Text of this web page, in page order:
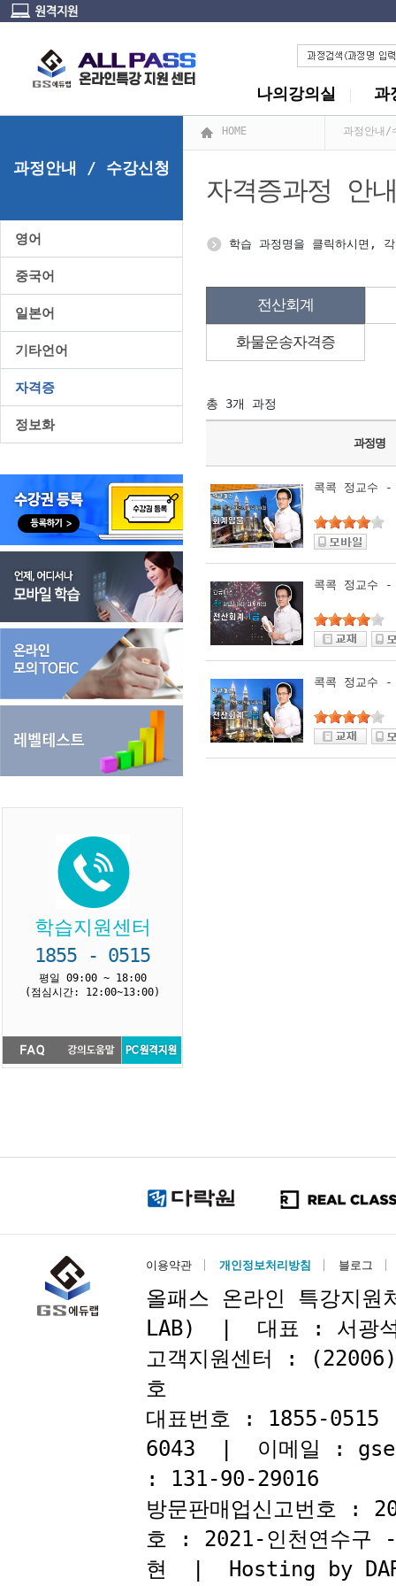
나의강의실 과
과정안내 / 수강신청
영어
중국어
일본어
기타언어
자격증
정보화
학습지원센터
1855 - 0515
평일 09:00 ~ 18:00
(점심시간: 12:00~13:00)
HOME 과정안내/
자격증과정 안내
학습 과정명을 클릭하시면,
전산회계
화물운송자격증
총 3개 과정
과정명
콕콕 정교수 -
콕콕 정교수
콕콕 정교수
이용약관 개인정보처리방침 블로그
올패스 온라인 특강지원
LAB) | 대표 : 서
고객지원센터 :
호
대표번호 : 1855-
6043 | 이메일 :
: 131-90-29016
방문판매업신고번호 :
호 : 2021-인천연수구
현 | Hosting by